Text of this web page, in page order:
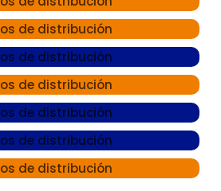
DE
Y
CINTAS Y